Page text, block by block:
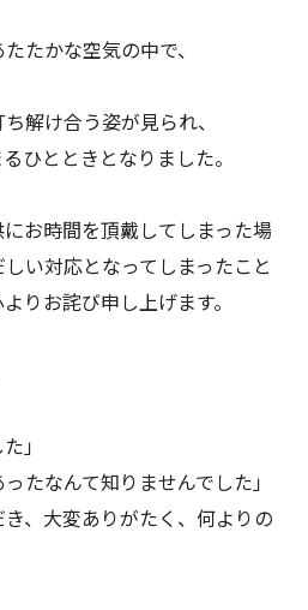
たかな空気の中で、
解け合う姿が見られ、
ひとときとなりました。
お時間を頂戴してしまった場
い対応となってしまったこと
りお詫び申し上げます。
」
たなんて知りませんでした」
、大変ありがたく、何よりの